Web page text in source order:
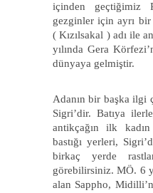
içinden geçtiğimiz
gezginler için ayrı
( Kızılsakal ) adı ile
yılında Gera
dünyaya gelmiştir.
Adanın bir başka ilgi
Sigri’dir. Batıya
antikçağın ilk
bastığı yerleri,
birkaç yerde
görebilirsiniz. MÖ. 6
alan Sappho,